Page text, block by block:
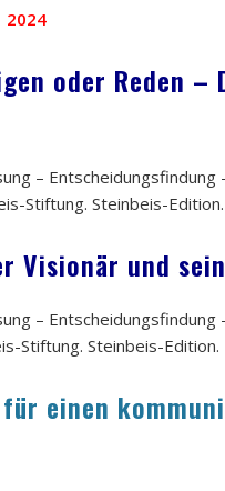
2024
oder Reden –
– Entscheidungsfindung
Stiftung. Steinbeis-Edition.
Visionär und
– Entscheidungsfindung
Stiftung. Steinbeis-Edition.
einen